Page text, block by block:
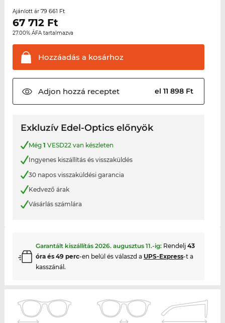
Ajánlott ár 79 661 Ft
67 712Ft
27.00% ÁFA tartalmazva
Hozzáadás a kosárhoz
Adjon hozzá receptet el 11 898 Ft
Exkluzív Edel-Optics előnyök
Még 1 VESD22 van készleten
Ingyenes kiszállítás és visszaküldés
30 napos visszaküldési garancia
Kedvező árak
Vásárlás számlára
Garantált kiszállítás 2026. augusztus 11.-ig: Rendelj 43
óra és 49 perc-en belül és válaszd a UPS-Express-t a
kasszánál.